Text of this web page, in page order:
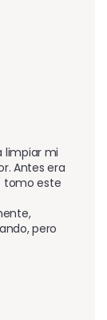
limpiar mi
Antes era
tomo este
pero